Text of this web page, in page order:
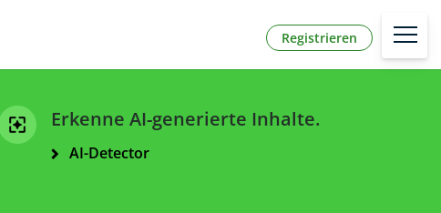
Registrieren
Erkenne AI-generierte Inhalte.
AI-Detector